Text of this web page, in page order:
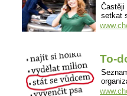
Častěji
setkat
To-